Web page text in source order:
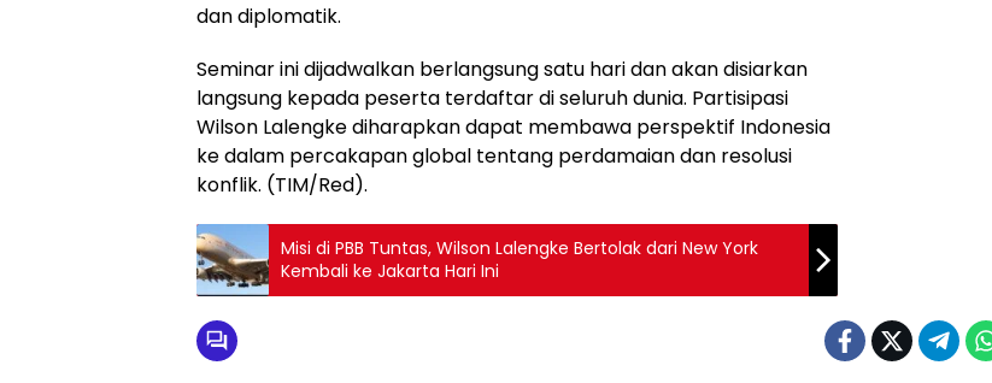
dan diplomatik.
Seminar ini dijadwalkan berlangsung satu hari dan akan disiarkan
langsung kepada peserta terdaftar di seluruh dunia. Partisipasi
Wilson Lalengke diharapkan dapat membawa perspektif Indonesia
ke dalam percakapan global tentang perdamaian dan resolusi
konflik. (TIM/Red).
Misi di PBB Tuntas, Wilson Lalengke Bertolak dari New York
Kembali ke Jakarta Hari Ini